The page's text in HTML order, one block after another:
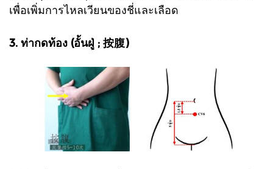
เพื่อเพิ่มการไหลเวียนของชี่และเลือด
3. ท่ากดท้อง (อั้นฝู่ ; 按腹)